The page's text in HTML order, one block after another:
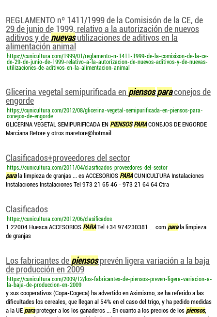
REGLAMENTO nº 1411/1999 de la Comisisón de la CE, de
29 de junio de 1999, relativo a la autorización de nuevos
aditivos y de nuevasutilizaciones de aditivos en la
alimentación animal
https://cunicultura.com/1999/01/reglamento-n-1411-1999-de-la-comisison-de-la-ce-
de-29-de-junio-de-1999-relativo-a-la-autorizacion-de-nuevos-aditivos-y-de-nuevas-
utilizaciones-de-aditivos-en-la-alimentacion-animal
Glicerina vegetal semipurificada en piensos paraconejos de
engorde
https://cunicultura.com/2012/08/glicerina-vegetal-semipurificada-en-piensos-para-
conejos-de-engorde
GLICERINA VEGETAL SEMIPURIFICADA EN PIENSOS PARACONEJOS DE ENGORDE
Marciana Retore y otros maretore@hotmail ...
Clasificados+proveedores del sector
https://cunicultura.com/2011/04/clasificados-proveedores-del-sector
parala limpieza de granjas ... es ACCESORIOS PARACUNICULTURA Instalaciones
Instalaciones Instalaciones Tel 973 21 65 46 - 973 21 64 64 Ctra
Clasificados
https://cunicultura.com/2012/06/clasificados
1 22004 Huesca ACCESORIOS PARATel +34 974230381 ... com parala limpieza
de granjas
Los fabricantes de piensosprevén ligera variación a la baja
de producción en 2009
https://cunicultura.com/2009/12/los-fabricantes-de-piensos-preven-ligera-variacion-a-
la-baja-de-produccion-en-2009
y sus cooperativos (Copa-Cogeca) ha advertido en Asimismo, se ha referido a las
dificultades los cereales, que llegan al 54% en el caso del trigo, y ha pedido medidas
a la UE paraproteger a los los ganaderos ... En cuanto a los precios de los piensos,